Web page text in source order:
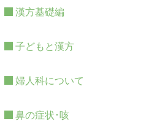
漢方基礎編
子どもと漢方
婦人科について
鼻の症状･咳